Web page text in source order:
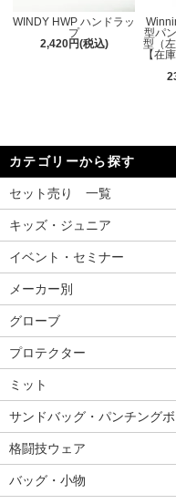
WINDY HWP ハンドラッ
プ
2,420円(税込)
型パ
型（
【在
カテゴリーから探す
セット売り 一覧
キッズ・ジュニア
イベント・セミナー
メーカー別
グローブ
プロテクター
ミット
サンドバッグ・パンチング
格闘技ウェア
バッグ・小物